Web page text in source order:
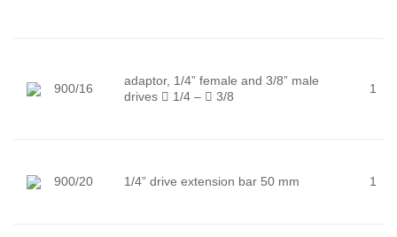
900/16
adaptor, 1/4” female and 3/8” male
drives  1/4 –  3/8
1
900/20 1/4” drive extension bar 50 mm 1